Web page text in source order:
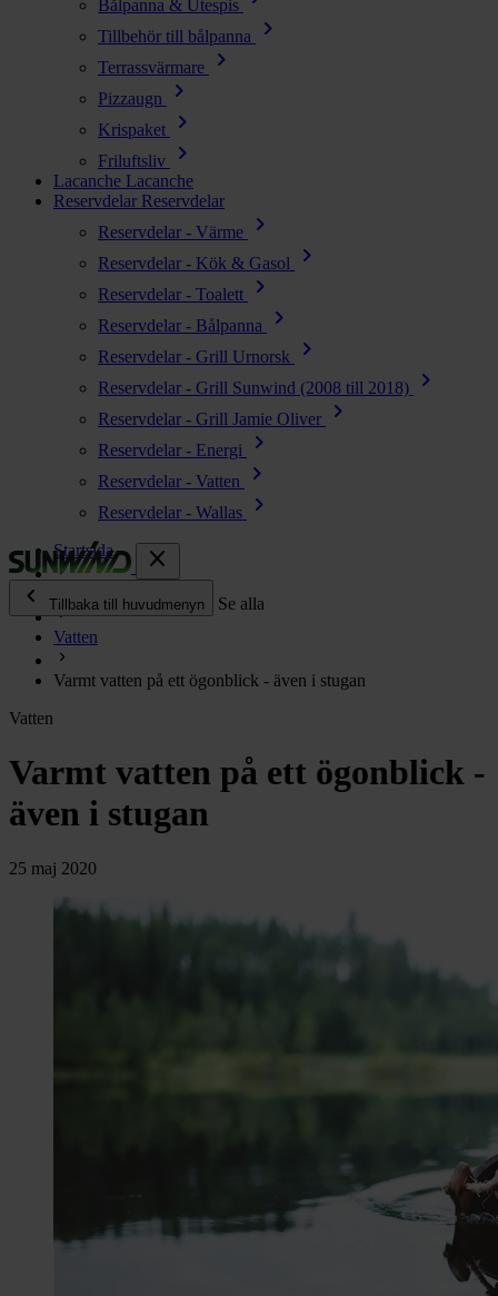
Bålpanna & Utespis
Tillbehör till bålpanna chevron_right
Terrassvärmare chevron_right
Pizzaugn chevron_right
Krispaket chevron_right
Friluftsliv chevron_right
Lacanche Lacanche
Reservdelar Reservdelar
Reservdelar - Värme
chevron_right
Reservdelar - Kök & Gasol chevron_right
Reservdelar - Toalett chevron_right
Reservdelar - Bålpanna chevron_right
Reservdelar - Grill Urnorsk chevron_right
Reservdelar - Grill Sunwind (2008 till 2018) chevron_right
Reservdelar - Grill Jamie Oliver chevron_right
Reservdelar - Energi chevron_right
Reservdelar - Vatten chevron_right
Reservdelar - Wallas
chevron_right
close
chevron_left
Tillbaka till huvudmenyn Se alla
Energi
chevron_right
Vatten chevron_right
Toalett chevron_right
chevron_right
Lacanche
Reservdelar
Startsida
Vatten
Varmt vatten på ett ögonblick - även i stugan
Vatten
Varmt vatten på ett ögonblick -
även i stugan
25 maj 2020